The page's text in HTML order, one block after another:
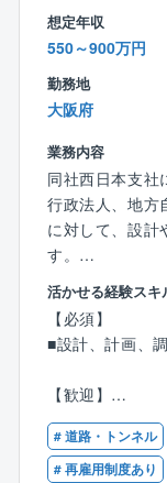
資格の取得に向
トを実施。合格
≪資格取得報奨
■第3種電気主任
■建築物環境衛
■エネルギー管
また、毎月の資
0資格！
■第三種電気主
■建築物環境衛
■エネルギー管
■第一種電気工
平均年収932万円
■毎月支給
■請負金額×歩合
建物平均単価
平均歩合約45万
■平均受注数
平均年間受注
＜例：年間歩合
1棟当たり約45
想定年収
550～900万円
勤務地
大阪府
業務内容
同社西日本支社
行政法人、地方
に対して、設計
す。
西日本支社では
性をもってご勤
【具体的には】
■予備設計
■詳細設計
■道路構造物設
活かせる経験スキ
【必須】
■設計、計画、
【歓迎】
※下記いずれか
■技術士（建設
コンクリート
# 道路・トンネル
# 再雇用制度あり